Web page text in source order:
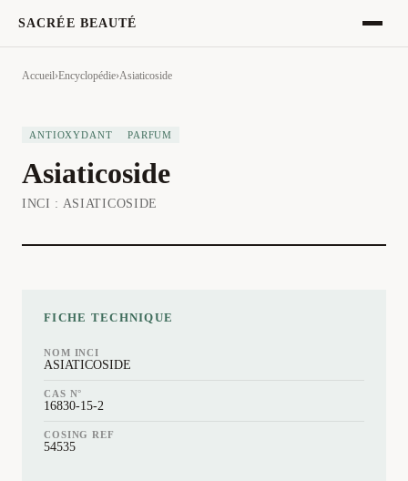
SACRÉE BEAUTÉ
Accueil›Encyclopédie›Asiaticoside
ANTIOXYDANT PARFUM
Asiaticoside
INCI : ASIATICOSIDE
FICHE TECHNIQUE
NOM INCI
ASIATICOSIDE
CAS N°
16830-15-2
COSING REF
54535